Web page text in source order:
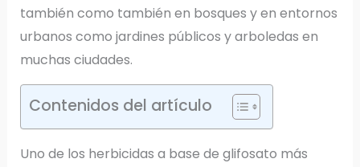
también como también en bosques y en entornos
urbanos como jardines públicos y arboledas en
muchas ciudades.
Contenidos del artículo
Uno de los herbicidas a base de glifosato más